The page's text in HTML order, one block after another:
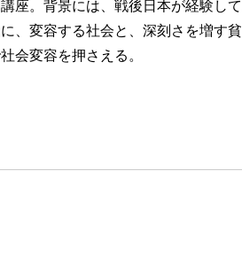
座。背景には、戦後日本が経験し
、変容する社会と、深刻さを増す貧
会変容を押さえる。